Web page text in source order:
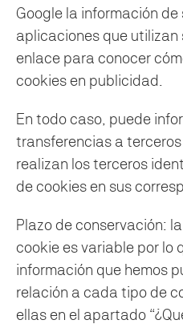
Google la información de
aplicaciones que utilizan
enlace para conocer
cookies en publicidad.
En todo caso, puede
transferencias a
realizan los terceros
de cookies en sus
Plazo de conservación:
cookie es variable por lo
información que hemos
relación a cada tipo de
ellas en el apartado